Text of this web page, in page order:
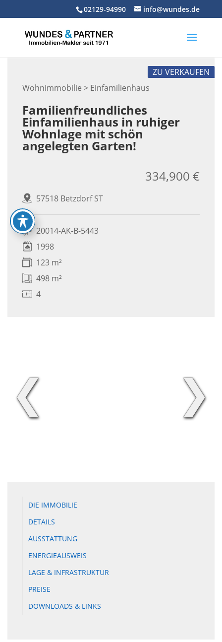
02129-94990 info@wundes.de
Wohnimmobilie > Einfamilienhaus
ZU VERKAUFEN
Familienfreundliches
Einfamilienhaus in ruhiger
Wohnlage mit schön
angelegten Garten!
57518 Betzdorf ST
334,900 €
20014-AK-B-5443
1998
123 m²
498 m²
4
❮ ❯
DIE IMMOBILIE
DETAILS
AUSSTATTUNG
ENERGIEAUSWEIS
LAGE & INFRASTRUKTUR
PREISE
DOWNLOADS & LINKS